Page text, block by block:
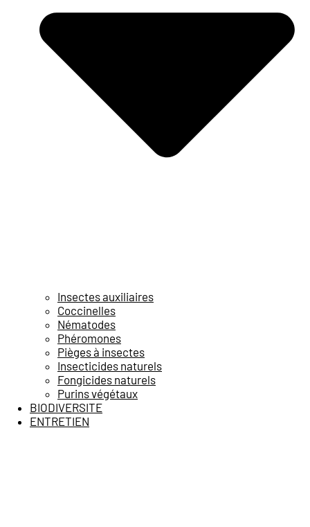
Insectes auxiliaires
Coccinelles
Nématodes
Phéromones
Pièges à insectes
Insecticides naturels
Fongicides naturels
Purins végétaux
BIODIVERSITE
ENTRETIEN